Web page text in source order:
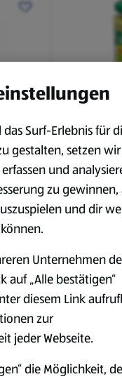
Vegan
NUR NUR
Bio-
Brokkoli
0,38 l
(5,31 €/1 l)
1,99 €
Surf-Erlebnis für
gestalten, setzen wir
und
zu gewinnen,
und dir
Unternehmen
auf „Alle bestätigen“
diesem Link
zur
jeder Webseite.
die Möglichkeit,